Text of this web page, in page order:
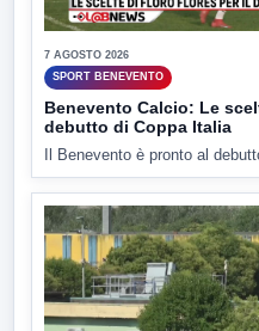
7 AGOSTO 2026
SPORT BENEVENTO
Benevento Calcio: Le
debutto di Coppa Italia
Il Benevento è pronto al